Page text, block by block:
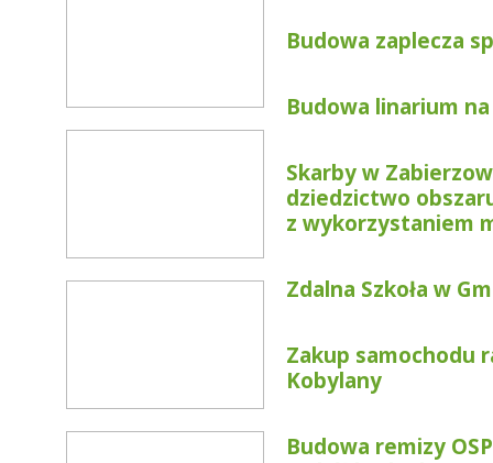
Budowa zaplecza
Budowa linarium
Skarby w
dziedzictwo
z wykorzystaniem
Zdalna Szkoła w
Zakup samochodu
Kobylany
Budowa remizy